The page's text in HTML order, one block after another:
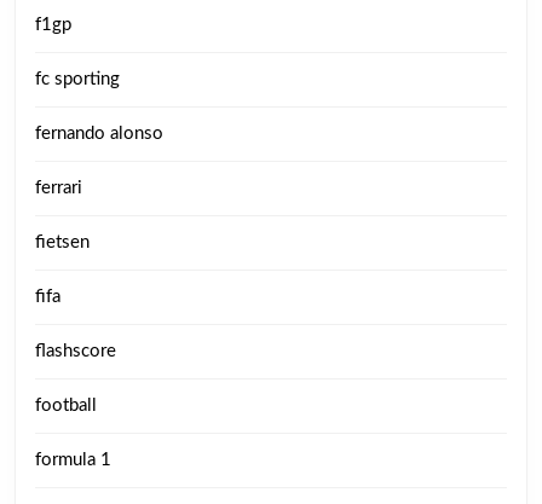
f1gp
fc sporting
fernando alonso
ferrari
fietsen
fifa
flashscore
football
formula 1